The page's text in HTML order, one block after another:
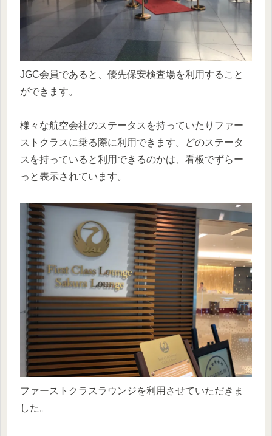
JGC会員であると、優先保安検査場を利用すること
ができます。
様々な航空会社のステータスを持っていたりファー
ストクラスに乗る際に利用できます。どのステータ
スを持っていると利用できるのかは、看板でずらー
っと表示されています。
ファーストクラスラウンジを利用させていただきま
した。